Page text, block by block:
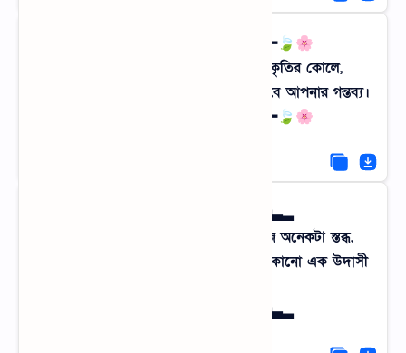
🌸🍃━━━━━━━✦━━━━━━━━🍃🌸
কংক্রিটের জঙ্গল ছেড়ে এবার ফিরুন প্রকৃতির কোলে,
মাটির টানে, মনের ধ্যানে, আমাদের গ্রাম হবে আপনার গন্তব্য।
🌸🍃━━━━━━━✦━━━━━━━━🍃🌸
▂▃▅▆█ হারানো সুর █▆▅▃▂
রাখাল বালক আর নেই, বাঁশির সুরও আজ অনেকটা স্তব্ধ,
তবুও বিকেলের মেঠোপথ অপেক্ষায় থাকে কোনো এক উদাসী
▂▃▅▆█ হারানো সুর █▆▅▃▂